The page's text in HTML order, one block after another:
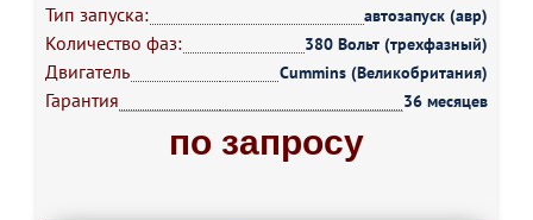
Тип запуска: автозапуск (авр)
Количество фаз: 380 Вольт (трехфазный)
Двигатель Cummins (Великобритания)
Гарантия 36 месяцев
по запросу